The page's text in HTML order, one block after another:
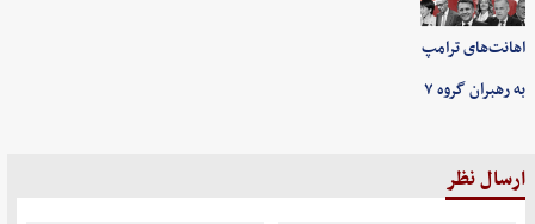
اهانت‌های ترامپ
به رهبران گروه ۷
ارسال نظر